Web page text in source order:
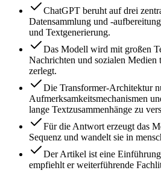
ChatGPT beruht auf drei
Datensammlung und -
und Textgenerierung.
Das Modell wird mit großen
Nachrichten und sozialen Medien
zerlegt.
Die Transformer-Architektur
Aufmerksamkeitsmechanismen
lange Textzusammenhänge zu
Für die Antwort erzeugt das
Sequenz und wandelt sie in
Der Artikel ist eine
empfiehlt er weiterführende